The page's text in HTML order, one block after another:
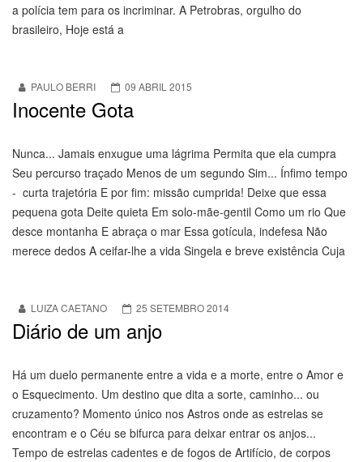
a polícia tem para os incriminar. A Petrobras, orgulho do
brasileiro, Hoje está a
PAULO BERRI 09 ABRIL 2015
Inocente Gota
Nunca... Jamais enxugue uma lágrima Permita que ela cumpra
Seu percurso traçado Menos de um segundo Sim... Ínfimo tempo
- curta trajetória E por fim: missão cumprida! Deixe que essa
pequena gota Deite quieta Em solo-mãe-gentil Como um rio Que
desce montanha E abraça o mar Essa gotícula, indefesa Não
merece dedos A ceifar-lhe a vida Singela e breve existência Cuja
LUIZA CAETANO 25 SETEMBRO 2014
Diário de um anjo
Há um duelo permanente entre a vida e a morte, entre o Amor e
o Esquecimento. Um destino que dita a sorte, caminho... ou
cruzamento? Momento único nos Astros onde as estrelas se
encontram e o Céu se bifurca para deixar entrar os anjos...
Tempo de estrelas cadentes e de fogos de Artifício, de corpos